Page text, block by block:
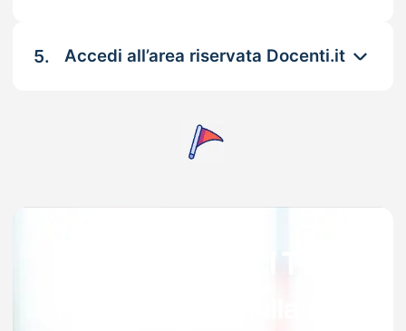
5. Accedi all’area riservata Docenti.it